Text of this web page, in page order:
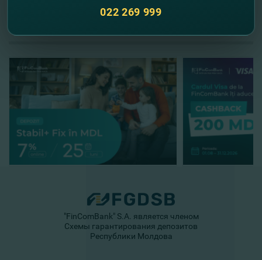
"FinComBank" S.A. является членом
Схемы гарантирования депозитов
Республики Молдова
022 269 999